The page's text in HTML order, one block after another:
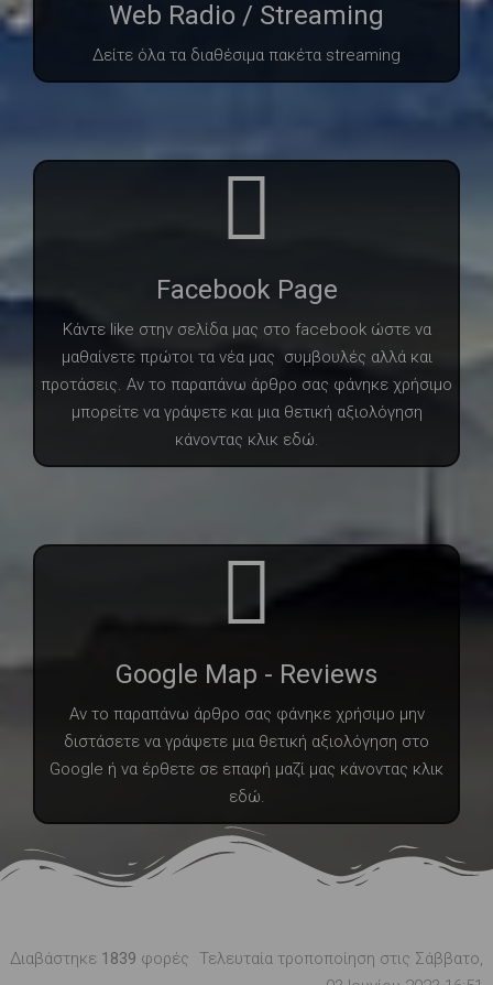
Web Radio / Streaming
Δείτε όλα τα διαθέσιμα πακέτα streaming
Facebook Page
Κάντε like στην σελίδα μας στο facebook ώστε να
μαθαίνετε πρώτοι τα νέα μας συμβουλές αλλά και
προτάσεις. Αν το παραπάνω άρθρο σας φάνηκε χρήσιμο
μπορείτε να γράψετε και μια θετική αξιολόγηση
κάνοντας κλικ εδώ.
Google Map - Reviews
Αν το παραπάνω άρθρο σας φάνηκε χρήσιμο μην
διστάσετε να γράψετε μια θετική αξιολόγηση στο
Google ή να έρθετε σε επαφή μαζί μας κάνοντας κλικ
εδώ.
Διαβάστηκε 1839 φορές Τελευταία τροποποίηση στις Σάββατο,